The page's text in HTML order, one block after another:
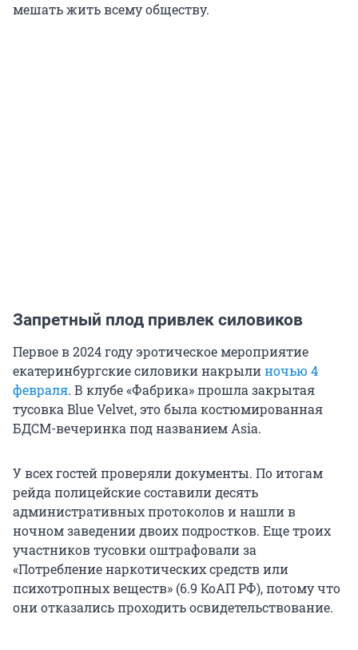
мешать жить всему обществу.
Запретный плод привлек силовиков
Первое в 2024 году эротическое мероприятие
екатеринбургские силовики накрылиночью 4
февраля. В клубе «Фабрика» прошла закрытая
тусовка Blue Velvet, это была костюмированная
БДСМ-вечеринка под названием Аsia.
У всех гостей проверяли документы. По итогам
рейда полицейские составили десять
административных протоколов и нашли в
ночном заведении двоих подростков. Еще троих
участников тусовки оштрафовали за
«Потребление наркотических средств или
психотропных веществ» (6.9 КоАП РФ), потому что
они отказались проходить освидетельствование.